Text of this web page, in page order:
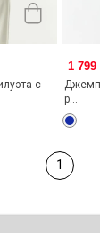
с
1 799
р...
1